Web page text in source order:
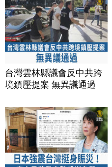
台灣雲林縣議會反中共跨
境鎮壓提案 無異議通過